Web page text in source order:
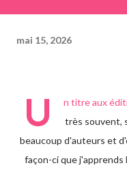
mai 15, 2026
U
n titre aux
très souvent,
beaucoup d'auteurs et
façon-ci que j'apprends